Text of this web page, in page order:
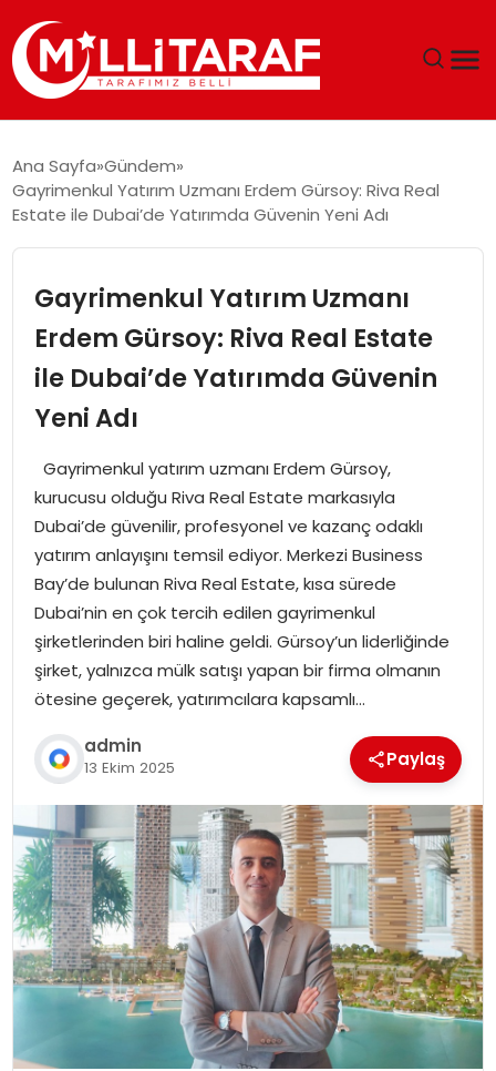
ÖZEL SAYFALAR
EKONOMI
SPOR
MAGAZIN
Ana Sayfa Gündem
Gayrimenkul Yatırım Uzmanı Erdem Gürsoy: Riva Real
Estate ile Dubai’de Yatırımda Güvenin Yeni Adı
Gayrimenkul Yatırım Uzmanı
Erdem Gürsoy: Riva Real Estate
ile Dubai’de Yatırımda Güvenin
Yeni Adı
Gayrimenkul yatırım uzmanı Erdem Gürsoy,
kurucusu olduğu Riva Real Estate markasıyla
Dubai’de güvenilir, profesyonel ve kazanç odaklı
yatırım anlayışını temsil ediyor. Merkezi Business
Bay’de bulunan Riva Real Estate, kısa sürede
Dubai’nin en çok tercih edilen gayrimenkul
şirketlerinden biri haline geldi. Gürsoy’un liderliğinde
şirket, yalnızca mülk satışı yapan bir firma olmanın
ötesine geçerek, yatırımcılara kapsamlı…
admin
13 Ekim 2025 Paylaş